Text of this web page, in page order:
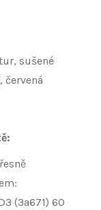
sušené
červená
(3a671) 60